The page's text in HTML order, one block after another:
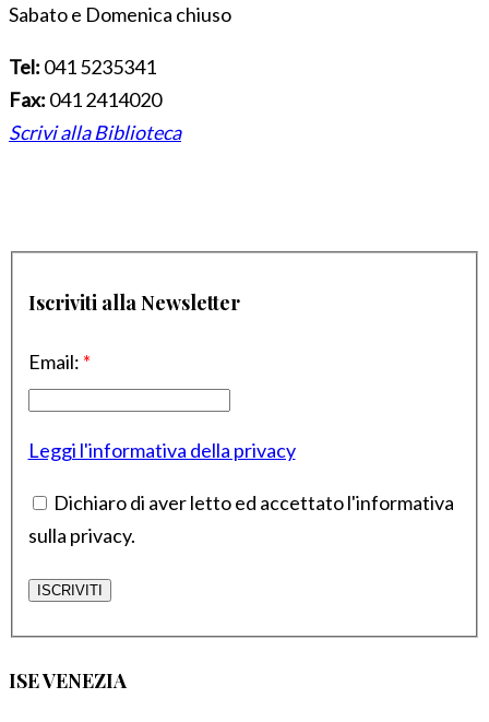
Sabato e Domenica chiuso
Tel: 041 5235341
Fax: 041 2414020
Scrivi alla Biblioteca
Iscriviti alla Newsletter
Email: *
Leggi l'informativa della privacy
Dichiaro di aver letto ed accettato l'informativa
sulla privacy.
ISE VENEZIA